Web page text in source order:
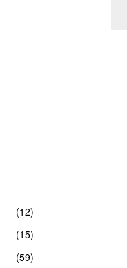
(12)
(15)
(59)